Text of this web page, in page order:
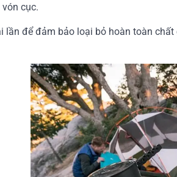
cục.
lần để đảm bảo loại bỏ hoàn toàn